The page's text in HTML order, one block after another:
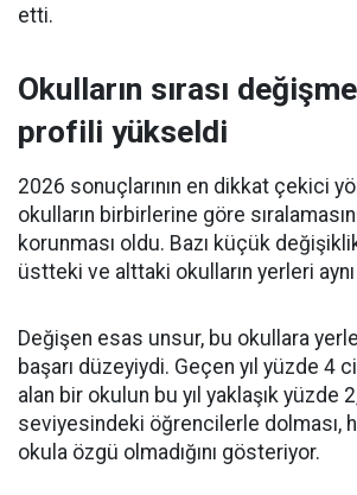
etti.
Okulların sırası
profili yükseldi
2026 sonuçlarının en dikkat çekici
okulların birbirlerine göre
korunması oldu. Bazı küçük
üstteki ve alttaki okulların yerleri aynı
Değişen esas unsur, bu okullara
başarı düzeyiydi. Geçen yıl yüzde 4
alan bir okulun bu yıl yaklaşık yüzde
seviyesindeki öğrencilerle dolması,
okula özgü olmadığını gösteriyor.